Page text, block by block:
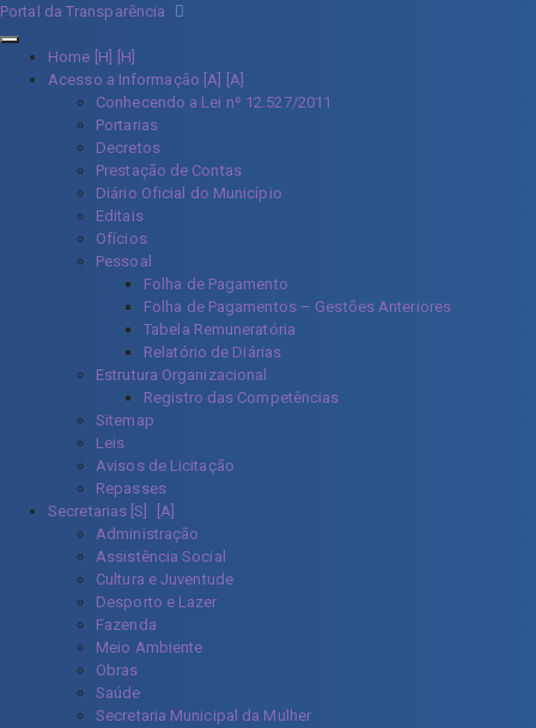
Portal da Transparência
Home [H]
Acesso a Informação [A]
Conhecendo a Lei nº 12.527/2011
Portarias
Decretos
Prestação de Contas
Diário Oficial do Município
Editais
Ofícios
Pessoal
Folha de Pagamento
Folha de Pagamentos – Gestões Anteriores
Tabela Remuneratória
Relatório de Diárias
Estrutura Organizacional
Registro das Competências
Sitemap
Leis
Avisos de Licitação
Repasses
Secretarias [S]
Administração
Assistência Social
Cultura e Juventude
Desporto e Lazer
Fazenda
Meio Ambiente
Obras
Saúde
Secretaria Municipal da Mulher